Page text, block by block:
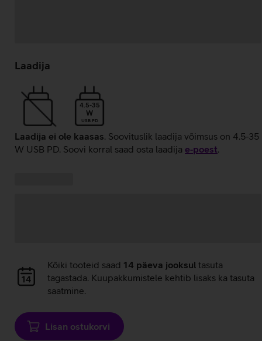
laadimine
Laadija
4.5-35
W
USB PD
Laadija ei ole kaasas. Soovituslik laadija võimsus on 4.5-35
W USB PD. Soovi korral saad osta laadija e‑poest.
Andmete
laadimine
Kõiki tooteid saad 14 päeva jooksul tasuta
tagastada. Kuupakkumistele kehtib lisaks ka tasuta
saatmine.
Lisan ostukorvi